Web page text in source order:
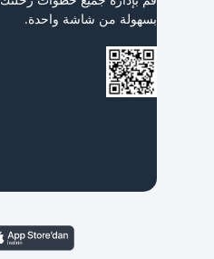
بسهولة من شاشة واحدة.